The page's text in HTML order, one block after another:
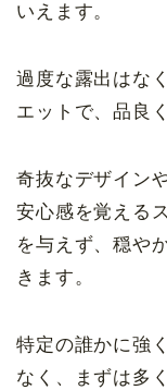
いえます。
過度な露出はな
エットで、品良
奇抜なデザイン
安心感を覚える
を与えず、穏や
きます。
特定の誰かに強
なく、まずは多